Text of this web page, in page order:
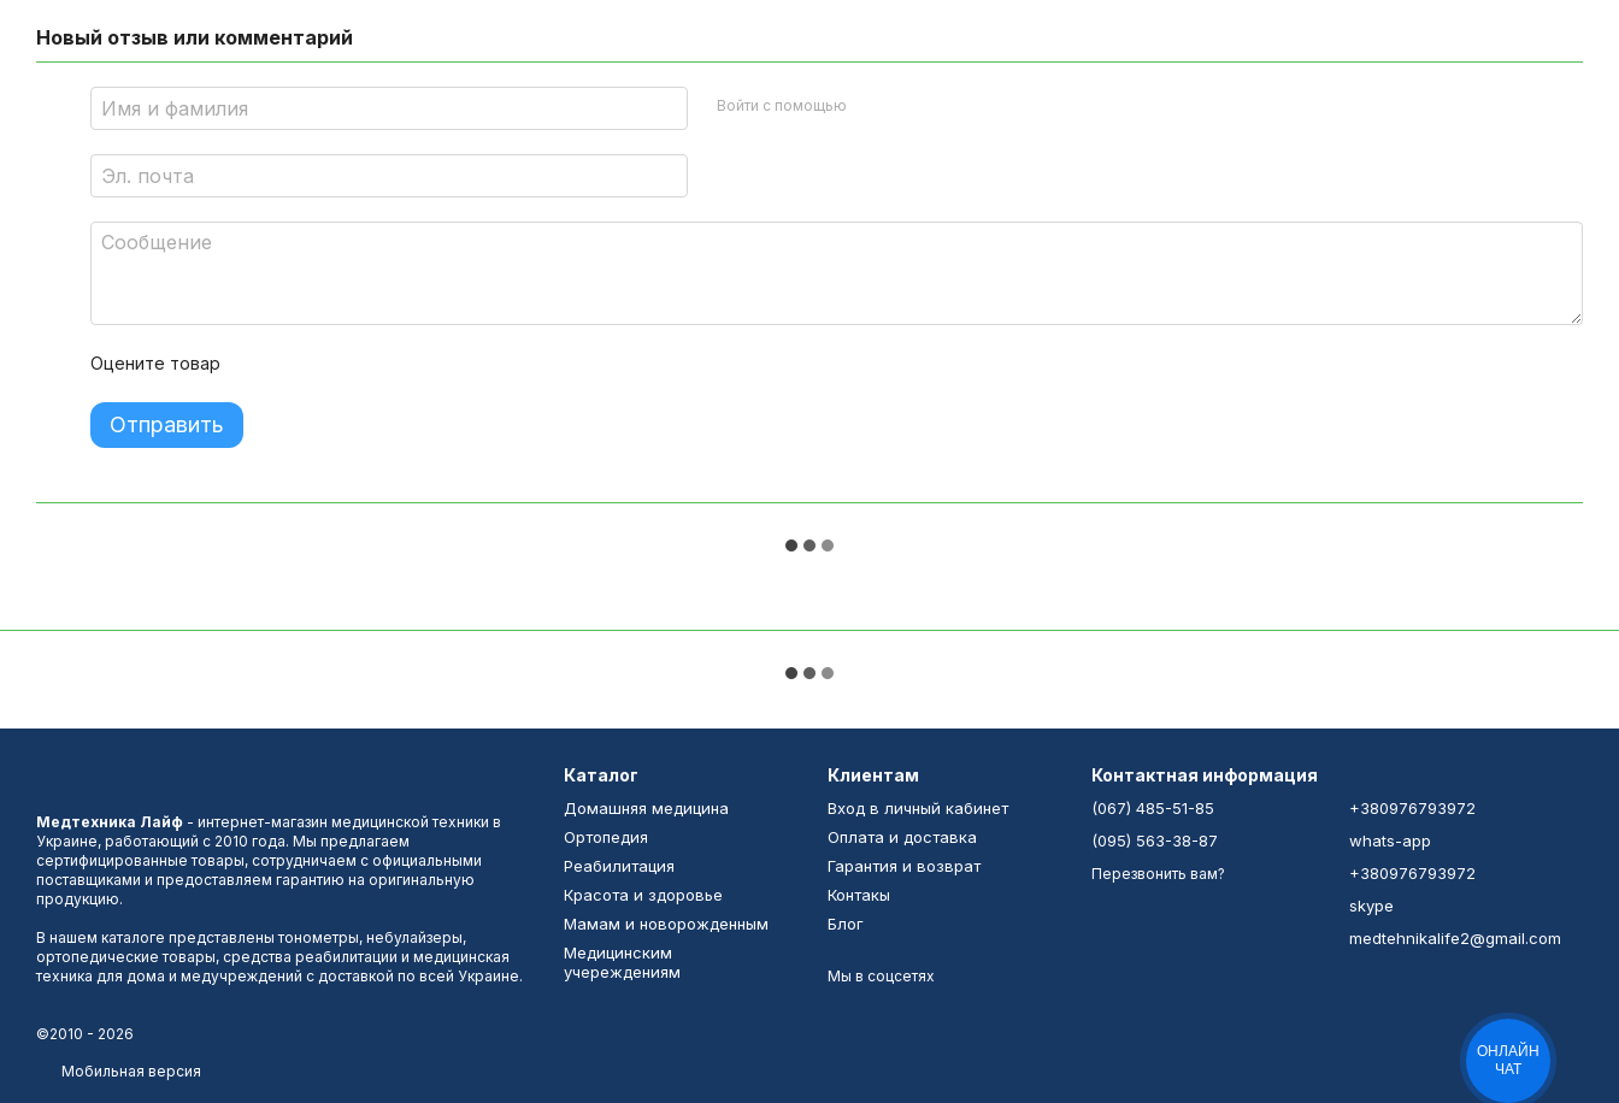
Новый отзыв или комментарий
Войти с помощью
Оцените товар
Отправить
Медтехника Лайф - интернет-магазин медицинской техники в
Украине, работающий с 2010 года. Мы предлагаем
сертифицированные товары, сотрудничаем с официальными
поставщиками и предоставляем гарантию на оригинальную
продукцию.
В нашем каталоге представлены тонометры, небулайзеры,
ортопедические товары, средства реабилитации и медицинская
техника для дома и медучреждений с доставкой по всей Украине.
©2010 - 2026
Мобильная версия
Каталог
Домашняя медицина
Ортопедия
Реабилитация
Красота и здоровье
Мамам и новорожденным
Медицинским
учереждениям
Клиентам
Вход в личный кабинет
Оплата и доставка
Гарантия и возврат
Контакы
Блог
Мы в соцсетях
Контактная информация
(067) 485-51-85
(095) 563-38-87
Перезвонить вам?
+380976793972
whats-app
+380976793972
skype
medtehnikalife2@gmail.com
ОНЛАЙН
ЧАТ